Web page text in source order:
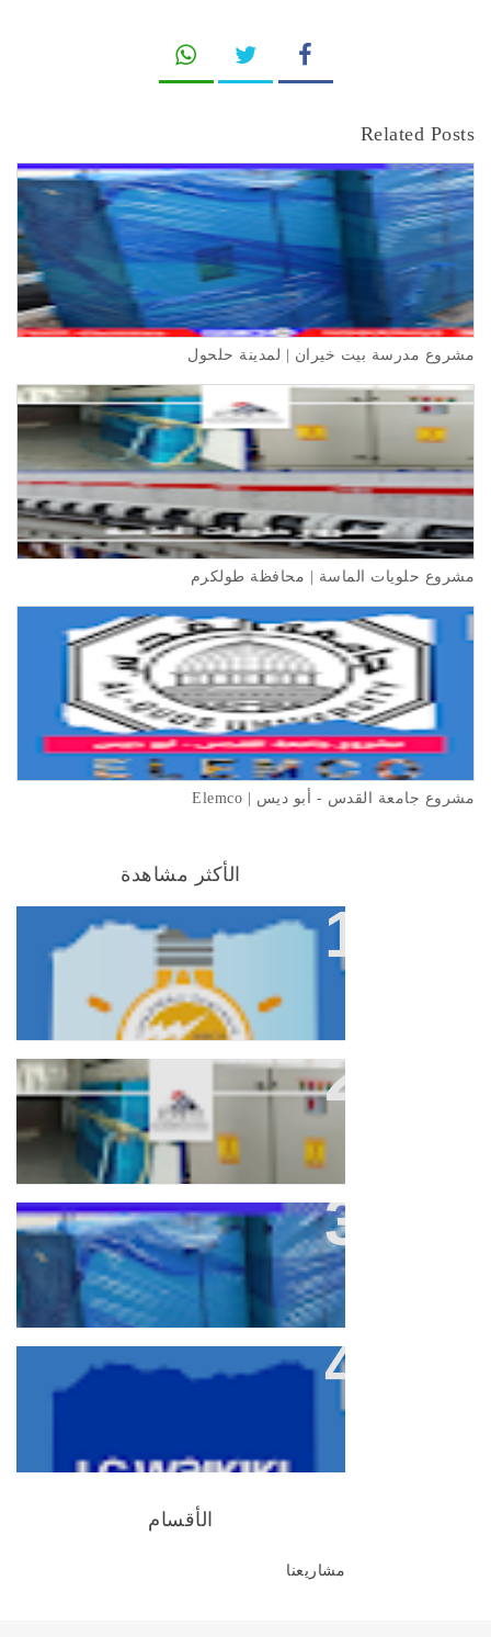
Related Posts
مشروع مدرسة بيت خيران | لمدينة حلحول
مشروع حلويات الماسة | محافظة طولكرم
مشروع جامعة القدس - أبو ديس | Elemco
الأكثر مشاهدة
شركة كهرباء القدس - JDECo |
Elemco
مشروع حلويات الماسة | محافظة
طولكرم
مشروع مدرسة بيت خيران | لمدينة
حلحول
مشروع LC Waikiki - فرع بيت لحم |
الأقسام
مشاريعنا